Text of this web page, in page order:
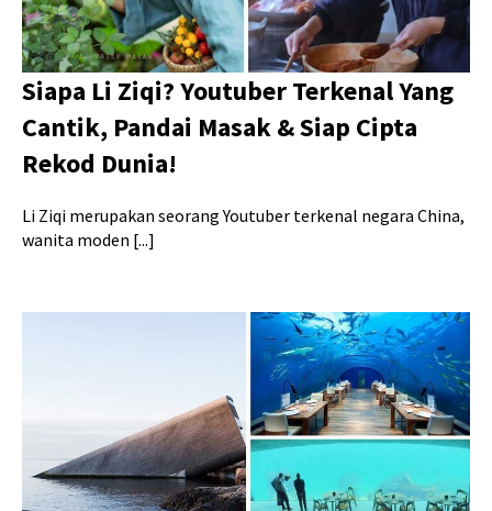
Siapa Li Ziqi? Youtuber Terkenal Yang
Cantik, Pandai Masak & Siap Cipta
Rekod Dunia!
Li Ziqi merupakan seorang Youtuber terkenal negara China,
wanita moden [...]